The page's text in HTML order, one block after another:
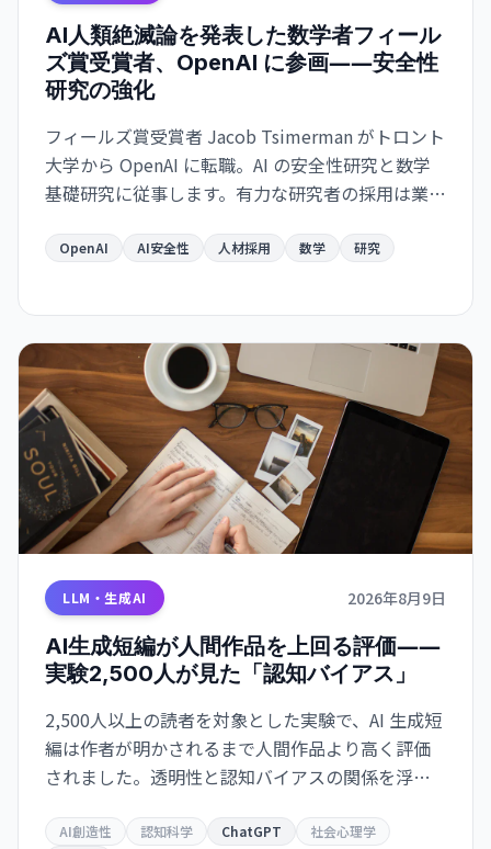
AI人類絶滅論を発表した数学者フィール
ズ賞受賞者、OpenAI に参画――安全性
研究の強化
フィールズ賞受賞者 Jacob Tsimerman がトロント
大学から OpenAI に転職。AI の安全性研究と数学
基礎研究に従事します。有力な研究者の採用は業界
OpenAI AI安全性 人材採用 数学 研究
LLM・生成AI 2026年8月9日
AI生成短編が人間作品を上回る評価――
実験2,500人が見た「認知バイアス」
2,500人以上の読者を対象とした実験で、AI 生成短
編は作者が明かされるまで人間作品より高く評価
されました。透明性と認知バイアスの関係を浮き
AI創造性 認知科学 ChatGPT
社会心理学